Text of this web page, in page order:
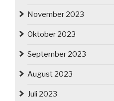
November 2023
Oktober 2023
September 2023
August 2023
Juli 2023